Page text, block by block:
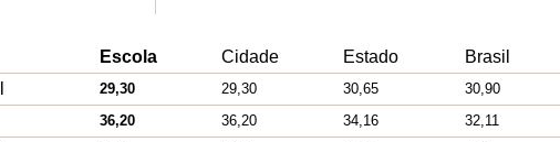
Escola
Cidade Estado Brasil
29,30 29,30 30,65 30,90
36,20 36,20 34,16 32,11